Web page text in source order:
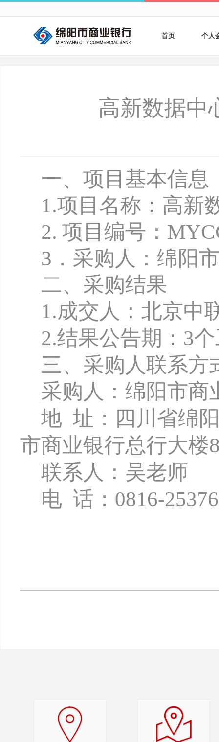
首页 个人
银
高新数据中
一、项目基本信息
1.项目名称：高新
2. 项目编号：
3 ．采购人：绵阳
二、采购结果
1.成交人：北京中
2.结果公告期： 3
三、采购人联系方
采购人：绵阳市商
地 址：四川省绵
市商业银行总行大楼
联系人：吴老师
电 话： 0816-